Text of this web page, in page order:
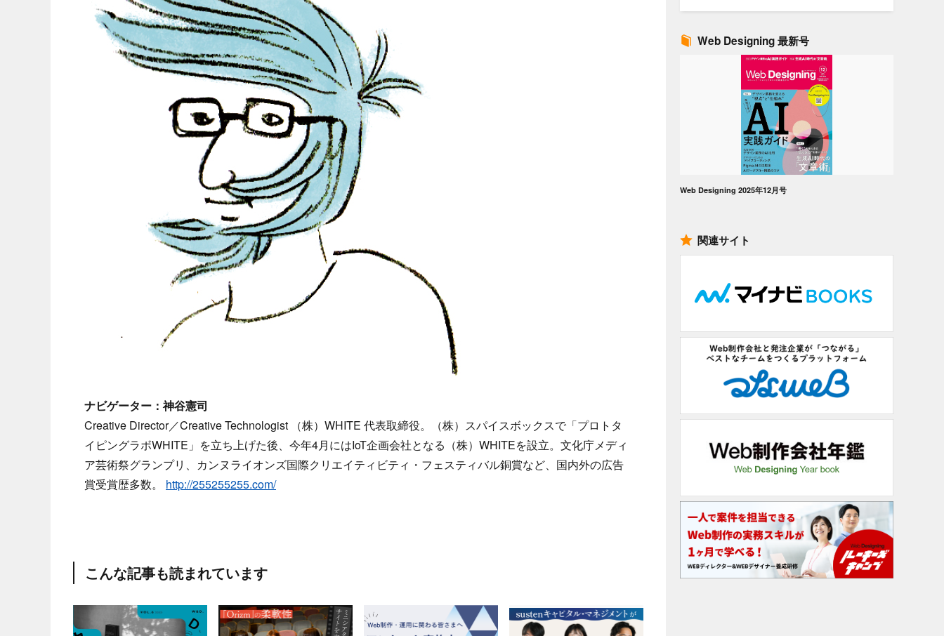
ナビゲーター：神谷憲司
Creative Director／Creative Technologist （株）WHITE 代表取締役。（株）スパイスボックスで「プロトタ
イピングラボWHITE」を立ち上げた後、今年4月にはIoT企画会社となる（株）WHITEを設立。文化庁メディ
ア芸術祭グランプリ、カンヌライオンズ国際クリエイティビティ・フェスティバル銅賞など、国内外の広告
賞受賞歴多数。 http://255255255.com/
こんな記事も読まれています
Web Designing 最新号
Web Designing 2025年12月号
関連サイト